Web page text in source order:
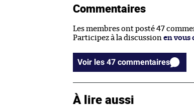
Commentaires
Les membres ont posté 47
Participez à la discussion en vous
Voir les 47 commentaires
À lire aussi